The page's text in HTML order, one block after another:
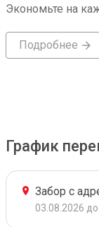
Экономьте на
Подробнее
График
Забор с
03.08.2026